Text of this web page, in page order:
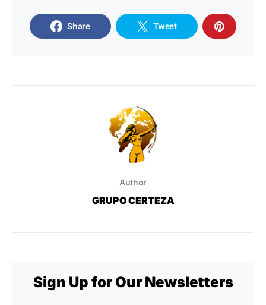
Share Tweet
Author
GRUPO CERTEZA
Sign Up for Our Newsletters